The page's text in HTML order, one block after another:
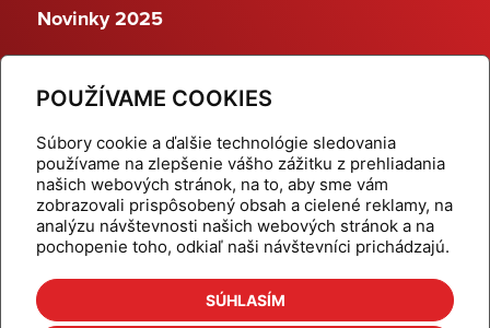
POUŽÍVAME COOKIES
Súbory cookie a ďalšie technológie sledovania
používame na zlepšenie vášho zážitku z prehliadania
našich webových stránok, na to, aby sme vám
zobrazovali prispôsobený obsah a cielené reklamy, na
analýzu návštevnosti našich webových stránok a na
pochopenie toho, odkiaľ naši návštevníci prichádzajú.
SÚHLASÍM
Novinky 2025
Dynamické termostatické ventily
Domov
Produkty
Aktuality
Odber šikovné tipy
Kalkulačky
Cenníky
Na stiahnutie
Referencie